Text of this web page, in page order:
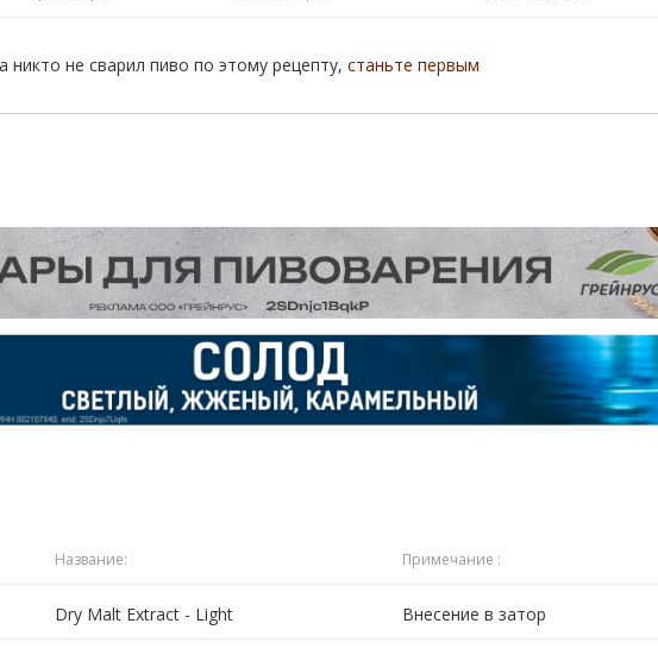
никто не сварил пиво по этому рецепту,станьте первым
Название: Примечание :
Dry Malt Extract - Light Внесение в затор